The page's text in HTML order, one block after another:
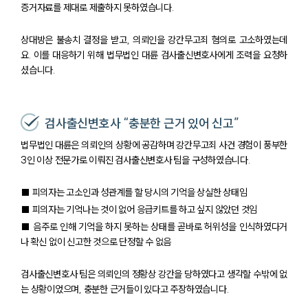
증거자료를 제대로 제출하지 못하였습니다.
상대방은 불송치 결정을 받고, 의뢰인을 강간무고죄 혐의로 고소하였는데
요. 이를 대응하기 위해 법무법인 대륜 검사출신변호사에게 조력을 요청하
셨습니다.
검사출신변호사 “충분한 근거 있어 신고”
법무법인 대륜은 의뢰인의 상황에 공감하며 강간무고죄 사건 경험이 풍부한
3인 이상 전문가로 이뤄진 검사출신변호사 팀을 구성하였습니다.
■ 피의자는 고소인과 성관계를 할 당시의 기억을 상실한 상태임
■ 피의자는 기억나는 것이 없어 응급키트를 하고 싶지 않았던 것임
■ 음주로 인해 기억을 하지 못하는 상태를 곧바로 허위성을 인식하였다거
나 확신 없이 신고한 것으로 단정할 수 없음
검사출신변호사 팀은 의뢰인의 정황상 강간을 당하였다고 생각할 수밖에 없
는 상황이었으며, 충분한 근거들이 있다고 주장하였습니다.